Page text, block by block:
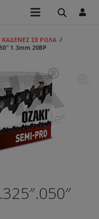
ΚΑΔΕΝΕΣ ΣΕ ΡΟΛΑ /
1.3mm 20ΒP